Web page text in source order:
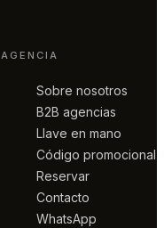
AGENCIA
Sobre nosotros
B2B agencias
Llave en mano
Código promocional
Reservar
Contacto
WhatsApp